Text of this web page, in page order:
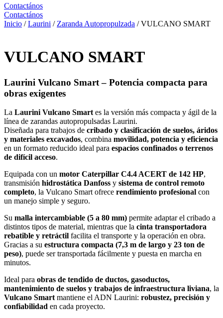
Contactános
Contactános
Inicio /Laurini / Zaranda Autopropulzada / VULCANO SMART
VULCANO SMART
Laurini Vulcano Smart – Potencia compacta para
obras exigentes
La Laurini Vulcano Smart es la versión más compacta y ágil de la
línea de zarandas autopropulsadas Laurini.
Diseñada para trabajos de cribado y clasificación de suelos, áridos
y materiales excavados, combina movilidad, potencia y eficiencia
en un formato reducido ideal para espacios confinados o terrenos
de difícil acceso.
Equipada con un motor Caterpillar C4.4 ACERT de 142 HP,
transmisión hidrostática Danfoss y sistema de control remoto
completo, la Vulcano Smart ofrece rendimiento profesional con
un manejo simple y seguro.
Su malla intercambiable (5 a 80 mm) permite adaptar el cribado a
distintos tipos de material, mientras que la cinta transportadora
rebatible y retráctil facilita el transporte y la operación en obra.
Gracias a su estructura compacta (7,3 m de largo y 23 ton de
peso), puede ser transportada fácilmente y puesta en marcha en
minutos.
Ideal para obras de tendido de ductos, gasoductos,
mantenimiento de suelos y trabajos de infraestructura liviana, la
Vulcano Smart mantiene el ADN Laurini: robustez, precisión y
confiabilidad en cada proyecto.